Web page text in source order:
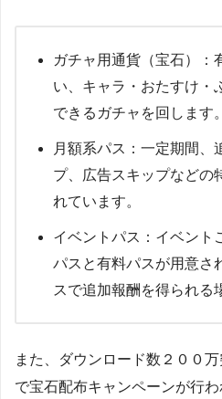
ガチャ用通貨（宝石）：
い、キャラ・おたすけ・
できるガチャを回します。
月額系パス：一定期間、
プ、広告スキップなどの
れています。
イベントパス：イベント
パスと有料パスが用意さ
スで追加報酬を得られる
また、ダウンロード数２００
で宝石配布キャンペーンが行